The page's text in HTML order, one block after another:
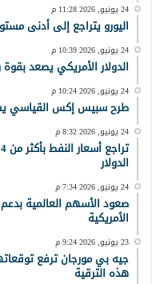
24 يونيو, 2026 11:28 م
اليورو يتراجع إلى أدنى
24 يونيو, 2026 10:39 م
الدولار الأمريكي يصعد
24 يونيو, 2026 10:24 م
طرح سبيس إكس القياسي
24 يونيو, 2026 8:32 م
الدولار
24 يونيو, 2026 7:34 م
صعود الأسهم العالمية
الأمريكية
23 يونيو, 2026 9:24 م
جيه بي مورجان ترفع
هذه الترقية